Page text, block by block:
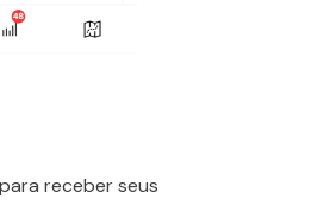
receber seus